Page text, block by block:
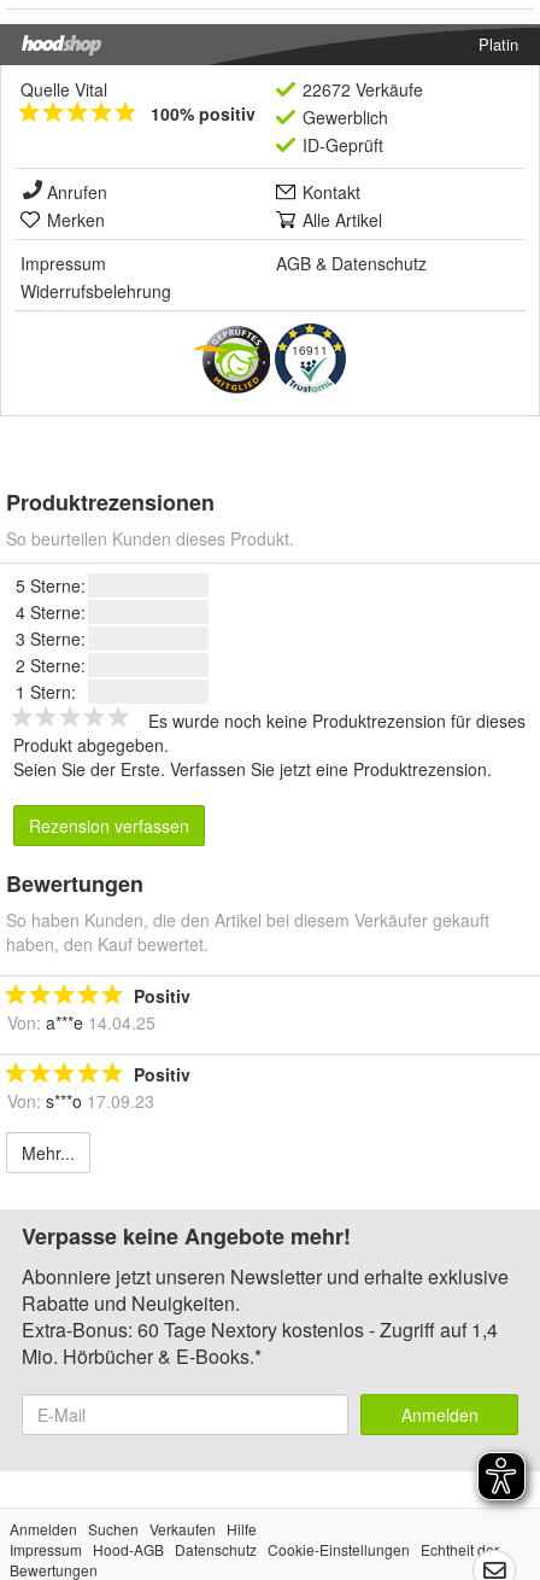
Platin
Quelle Vital
100% positiv
22672 Verkäufe
Gewerblich
ID-Geprüft
Anrufen
Kontakt
Merken
Alle Artikel
Impressum
AGB & Datenschutz
Widerrufsbelehrung
16911
Produktrezensionen
So beurteilen Kunden dieses Produkt.
5 Sterne:
4 Sterne:
3 Sterne:
2 Sterne:
1 Stern:
Es wurde noch keine Produktrezension für dieses
Produkt abgegeben.
Seien Sie der Erste. Verfassen Sie jetzt eine Produktrezension.
Rezension verfassen
Bewertungen
So haben Kunden, die den Artikel bei diesem Verkäufer gekauft
haben, den Kauf bewertet.
Positiv
Von: a***e 14.04.25
Positiv
Von: s***o 17.09.23
Mehr...
Verpasse keine Angebote mehr!
Abonniere jetzt unseren Newsletter und erhalte exklusive
Rabatte und Neuigkeiten.
Extra-Bonus: 60 Tage Nextory kostenlos - Zugriff auf 1,4
Mio. Hörbücher & E-Books.*
Anmelden
Anmelden Suchen Verkaufen
Hilfe
Impressum
Hood-AGB Datenschutz Cookie-Einstellungen
Echtheit der
Bewertungen